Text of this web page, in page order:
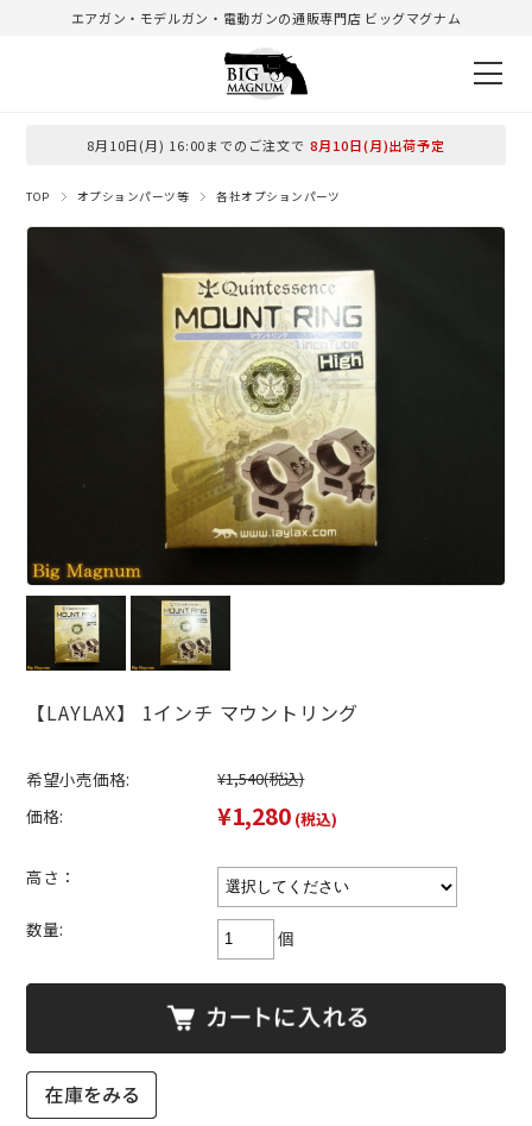
エアガン・モデルガン・電動ガンの通販専門店 ビッグマグナム
8月10日(月) 16:00までのご注文で 8月10日(月)出荷予定
TOP オプションパーツ等 各社オプションパーツ
【LAYLAX】 1インチ マウントリング
希望小売価格: ¥1,540(税込)
価格: ¥1,280 (税込)
高さ：
数量: 個